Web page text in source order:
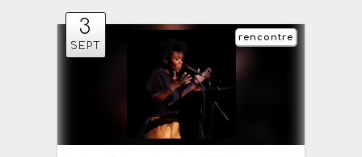
3
SEPT
rencontre